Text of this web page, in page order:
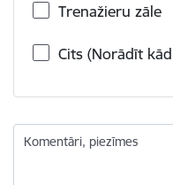
Trenažieru zāle
Cits (Norādīt
Komentāri, piezīmes